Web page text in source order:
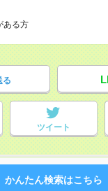
ある方
る
ツイート
かんたん検索はこちら